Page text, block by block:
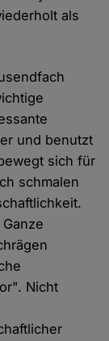
als
und benutzt
sich für
schmalen
Nicht